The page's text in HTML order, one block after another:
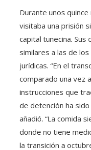
Durante unos
visitaba una prisión
capital tunecina. Sus
similares a las de
jurídicas. “En el
comparado una vez
instrucciones que
de detención ha
añadió. “La comida
donde no tiene
la transición a